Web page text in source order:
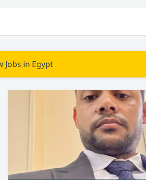
Jobs in Egypt